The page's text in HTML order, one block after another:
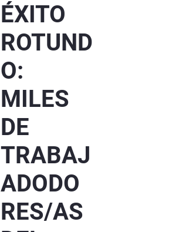
ÉXITO
ROTUND
O:
MILES
DE
TRABAJ
ADODO
RES/AS